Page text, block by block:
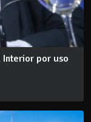
Interior por uso